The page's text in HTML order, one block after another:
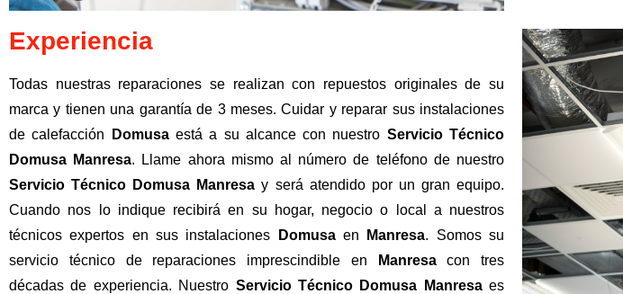
Experiencia
Todas nuestras reparaciones se realizan con repuestos originales de su
marca y tienen una garantía de 3 meses. Cuidar y reparar sus instalaciones
de calefacción Domusaestá a su alcance con nuestro Servicio Técnico
Domusa Manresa. Llame ahora mismo al número de teléfono de nuestro
Servicio Técnico Domusa Manresa y será atendido por un gran equipo.
Cuando nos lo indique recibirá en su hogar, negocio o local a nuestros
técnicos expertos en sus instalaciones
Domusaen Manresa. Somos su
servicio técnico de reparaciones imprescindible en
Manresacon tres
décadas de experiencia. Nuestro Servicio Técnico Domusa Manresaes